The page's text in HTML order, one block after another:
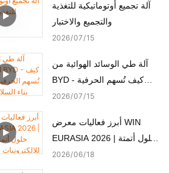
آلة تجميع أوتوماتيكية للتغذية
والتجميع والاختبار
2026 07 15
آلة طي الوسائد الهوائية من
BYD - كيف تُسهم الحرفية
الآلية في بناء السلامة السلبية
2026 07 15
أبرز فعاليات معرض WIN
EURASIA 2026 | حلول أتمتة
مخصصة للإلكترونيات
2026 06 18